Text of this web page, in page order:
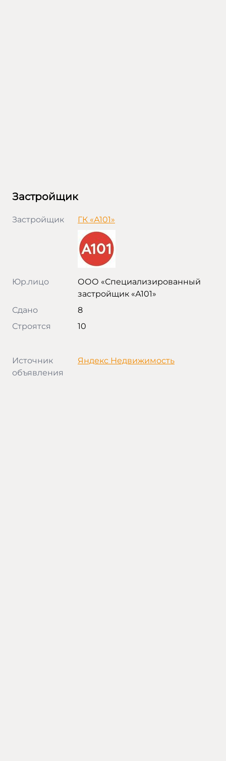
Застройщик
Застройщик ГК «А101»
Юр.лицо
ООО «Специализированный
застройщик «А101»
Сдано
8
Строятся
10
Источник
объявления
Яндекс Недвижимость